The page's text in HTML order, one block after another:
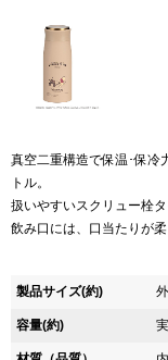
真空二重構造で保温･保冷
トル。
扱いやすいスクリュー栓タ
飲み口には、口当たりが
製品サイズ(約)
容量(約)